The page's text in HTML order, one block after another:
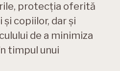
protecția oferită
copiilor, dar și
de a minimiza
timpul unui